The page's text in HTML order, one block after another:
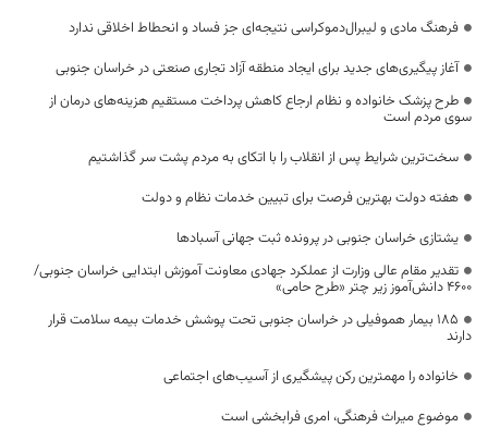
فرهنگ مادی و لیبرال‌دموکراسی نتیجه‌ای جز فساد و انحطاط اخلاقی ندارد
آغاز پیگیری‌های جدید برای ایجاد منطقه آزاد تجاری صنعتی در خراسان جنوبی
طرح پزشک خانواده و نظام ارجاع کاهش پرداخت مستقیم هزینه‌های درمان از
سوی مردم است
سخت‌ترین شرایط پس از انقلاب را با اتکای به مردم پشت سر گذاشتیم
هفته دولت بهترین فرصت برای تبیین خدمات نظام و دولت
یشتازی خراسان جنوبی در پرونده ثبت جهانی آسبادها
تقدیر مقام عالی وزارت از عملکرد جهادی معاونت آموزش ابتدایی خراسان جنوبی/
۴۶۰۰ دانش‌آموز زیر چتر «طرح حامی»
۱۸۵ بیمار هموفیلی در خراسان جنوبی تحت پوشش خدمات بیمه سلامت قرار
دارند
خانواده را مهمترین رکن پیشگیری از آسیب‌های اجتماعی
موضوع میراث فرهنگی، امری فرابخشی است